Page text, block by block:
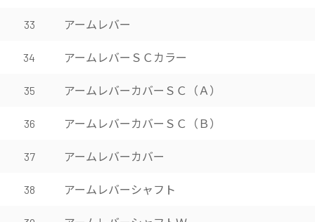
33 アームレバー
34 アームレバーＳＣカラー
35 アームレバーカバーＳＣ（Ａ）
36 アームレバーカバーＳＣ（Ｂ）
37 アームレバーカバー
38 アームレバーシャフト